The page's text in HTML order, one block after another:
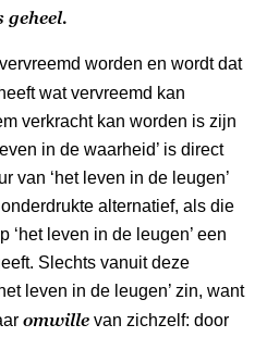
geheel.
worden en wordt dat
wat vervreemd kan
verkracht kan worden is zijn
in de waarheid’ is direct
van ‘het leven in de leugen’
alternatief, als die
‘het leven in de leugen’ een
Slechts vanuit deze
leven in de leugen’ zin, want
omwille van zichzelf: door